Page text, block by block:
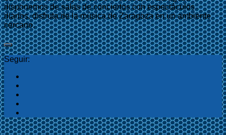
disponemos de salas de conciertos con espectáculos
diarios, disfruta de la música de Zaragoza en un ambiente
cercano.
Seguir: